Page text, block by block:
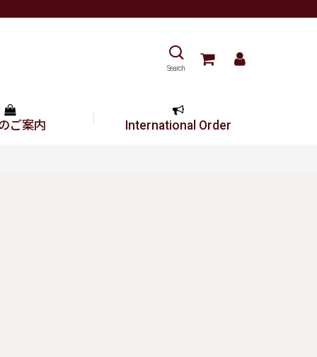
Search
ご案内 International Order